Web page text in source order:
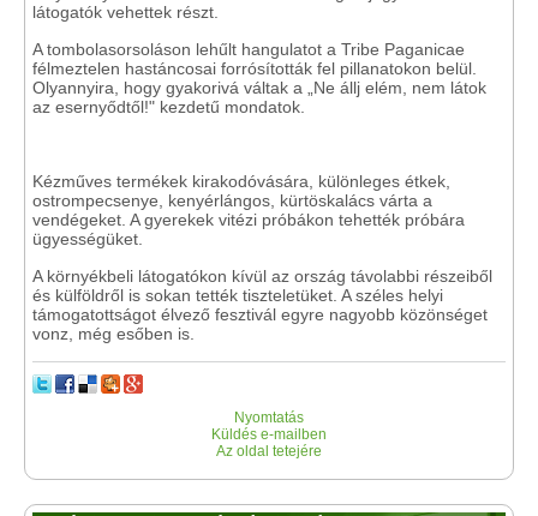
látogatók vehettek részt.
A tombolasorsoláson lehűlt hangulatot a Tribe Paganicae
félmeztelen hastáncosai forrósították fel pillanatokon belül.
Olyannyira, hogy gyakorivá váltak a „Ne állj elém, nem látok
az esernyődtől!" kezdetű mondatok.
Kézműves termékek kirakodóvására, különleges étkek,
ostrompecsenye, kenyérlángos, kürtöskalács várta a
vendégeket. A gyerekek vitézi próbákon tehették próbára
ügyességüket.
A környékbeli látogatókon kívül az ország távolabbi részeiből
és külföldről is sokan tették tiszteletüket. A széles helyi
támogatottságot élvező fesztivál egyre nagyobb közönséget
vonz, még esőben is.
Nyomtatás
Küldés e-mailben
Az oldal tetejére